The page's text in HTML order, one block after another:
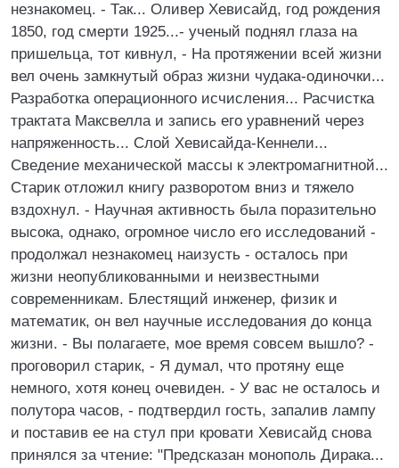
незнакомец. - Так... Оливер Хевисайд, год рождения
1850, год смерти 1925...- ученый поднял глаза на
пришельца, тот кивнул, - На протяжении всей жизни
вел очень замкнутый образ жизни чудака-одиночки...
Разработка операционного исчисления... Расчистка
трактата Максвелла и запись его уравнений через
напряженность... Слой Хевисайда-Кеннели...
Сведение механической массы к электромагнитной...
Старик отложил книгу разворотом вниз и тяжело
вздохнул. - Научная активность была поразительно
высока, однако, огромное число его исследований -
продолжал незнакомец наизусть - осталось при
жизни неопубликованными и неизвестными
современникам. Блестящий инженер, физик и
математик, он вел научные исследования до конца
жизни. - Вы полагаете, мое время совсем вышло? -
проговорил старик, - Я думал, что протяну еще
немного, хотя конец очевиден. - У вас не осталось и
полутора часов, - подтвердил гость, запалив лампу
и поставив ее на стул при кровати Хевисайд снова
принялся за чтение: "Предсказан монополь Дирака...